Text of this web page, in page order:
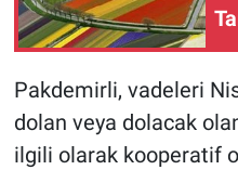
Pakdemirli, vadeleri
dolan veya dolacak
ilgili olarak kooperatif